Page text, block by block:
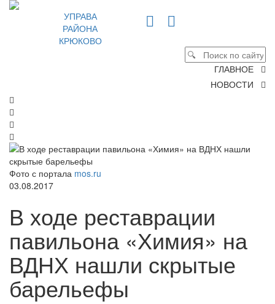
УПРАВА
РАЙОНА
КРЮКОВО
ГЛАВНОЕ
НОВОСТИ
Фото с портала mos.ru
03.08.2017
В ходе реставрации
павильона «Химия» на
ВДНХ нашли скрытые
барельефы